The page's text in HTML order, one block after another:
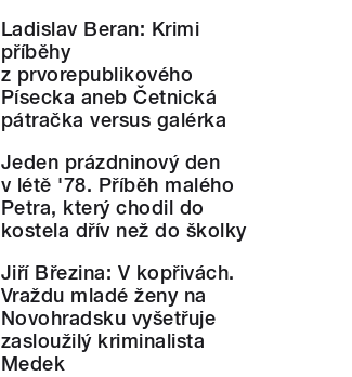
Ladislav Beran: Krimi
příběhy
z prvorepublikového
Písecka aneb Četnická
pátračka versus galérka
Jeden prázdninový den
v létě '78. Příběh malého
Petra, který chodil do
kostela dřív než do školky
Jiří Březina: V kopřivách.
Vraždu mladé ženy na
Novohradsku vyšetřuje
zasloužilý kriminalista
Medek